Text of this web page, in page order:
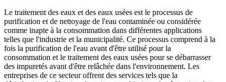
Le traitement des eaux et des eaux usées est le processus de
purification et de nettoyage de l'eau contaminée ou considérée
comme inapte à la consommation dans différentes applications
telles que l'industrie et la municipalité. Ce processus comprend à la
fois la purification de l'eau avant d'être utilisé pour la
consommation et le traitement des eaux usées pour se débarrasser
des impuretés avant d'être relâchée dans l'environnement. Les
entreprises de ce secteur offrent des services tels que la